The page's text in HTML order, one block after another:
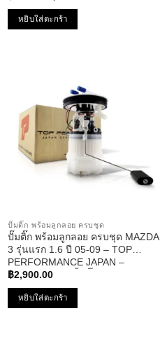
was:
฿933.00.
หยิบใส่ตะกร้า
ปั๊มติ๊ก พร้อมลูกลอย ครบชุด
ปั๊มติ๊ก พร้อมลูกลอย ครบชุด MAZDA
3 รุ่นแรก 1.6 ปี 05-09 – TOP
PERFORMANCE JAPAN –
TPFMZ-912 – ปั้มติ๊ก มาสด้า สาม
฿2,900.00
หยิบใส่ตะกร้า